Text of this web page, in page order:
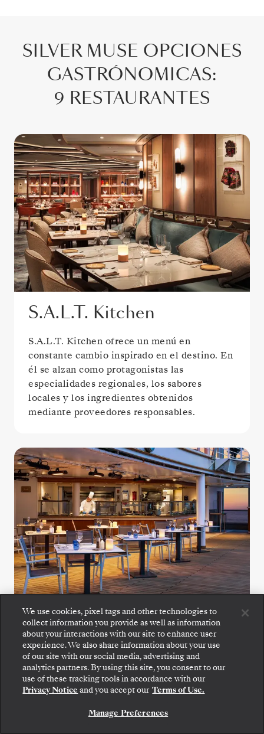
SILVER MUSE OPCIONES
GASTRÓNOMICAS:
9 RESTAURANTES
S.A.L.T. Kitchen
S.A.L.T. Kitchen ofrece un menú en
constante cambio inspirado en el destino. En
él se alzan como protagonistas las
especialidades regionales, los sabores
locales y los ingredientes obtenidos
mediante proveedores responsables.
The Grill
Deguste refrescantes ensaladas, marisco a la
parrilla y carnes al punto en The Grill, un
favorito de todos al aire libre.
We use cookies, pixel tags and other technologies to
collect information you provide as well as information
about your interactions with our site to enhance user
experience. We also share information about your use
of our site with our social media, advertising and
analytics partners. By using this site, you consent to our
use of these tracking tools in accordance with our
Privacy Notice and you accept our Terms of Use.
Manage Preferences